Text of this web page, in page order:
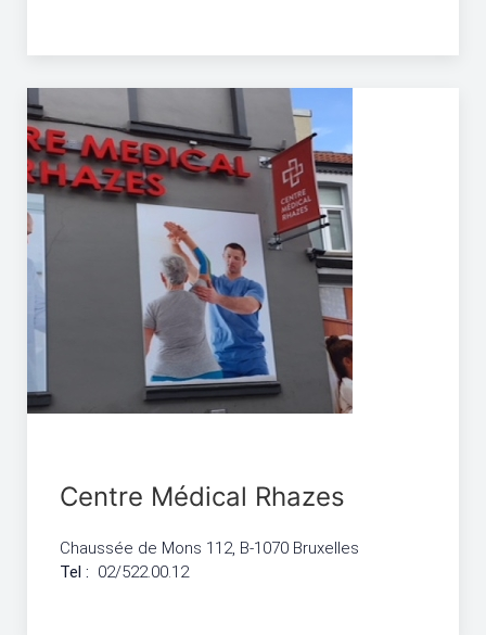
Centre Médical Rhazes
Chaussée de Mons 112, B-1070 Bruxelles
Tel : 02/522.00.12